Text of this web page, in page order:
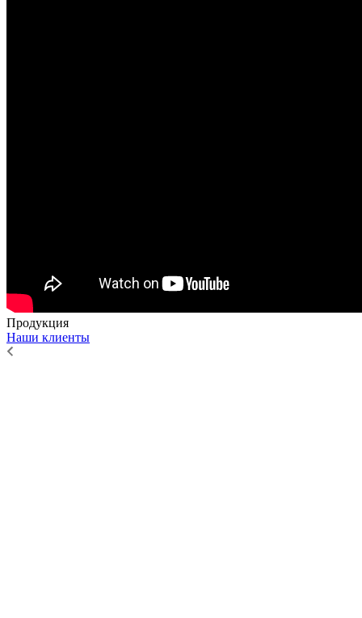
Продукция
Наши клиенты